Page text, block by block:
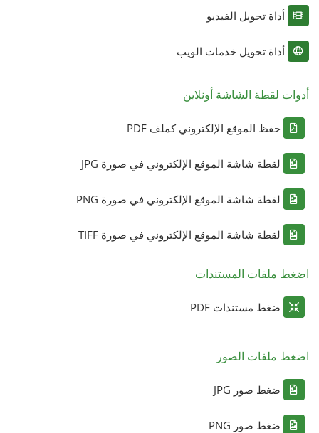
أداة تحويل الفيديو
أداة تحويل خدمات الويب
أدوات لقطة الشاشة أونلاين
حفظ الموقع الإلكتروني كملف PDF
لقطة شاشة الموقع الإلكتروني في صورة JPG
لقطة شاشة الموقع الإلكتروني في صورة PNG
لقطة شاشة الموقع الإلكتروني في صورة TIFF
اضغط ملفات المستندات
ضغط مستندات PDF
اضغط ملفات الصور
ضغط صور JPG
ضغط صور PNG